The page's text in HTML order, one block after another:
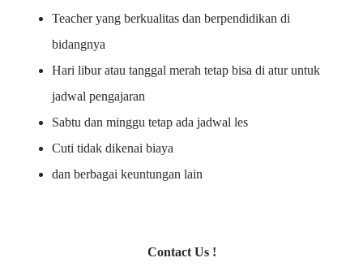
Teacher yang berkualitas dan berpendidikan di
bidangnya
Hari libur atau tanggal merah tetap bisa di atur untuk
jadwal pengajaran
Sabtu dan minggu tetap ada jadwal les
Cuti tidak dikenai biaya
dan berbagai keuntungan lain
Contact Us !